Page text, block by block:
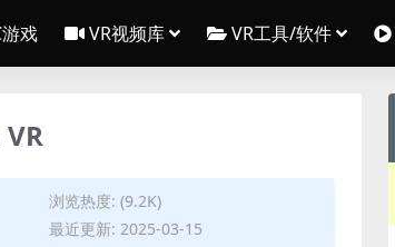
戏 VR视频库 VR工具/软件
浏览热度: (9.2K)
最近更新: 2025-03-15